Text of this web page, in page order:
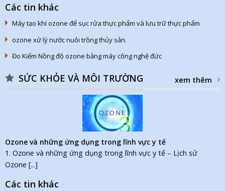
Các tin khác
Máy tạo khí ozone để sục rửa thực phẩm và lưu trữ thực phẩm
ozone xử lý nước nuôi trồng thủy sản.
Đo Kiểm Nồng độ ozone bằng máy công nghệ đức
SỨC KHỎE VÀ MÔI TRƯỜNG xem thêm
Ozone và những ứng dụng trong lĩnh vực y tế
1. Ozone và những ứng dụng trong lĩnh vực y tế – Lịch sử
Ozone [...]
Các tin khác